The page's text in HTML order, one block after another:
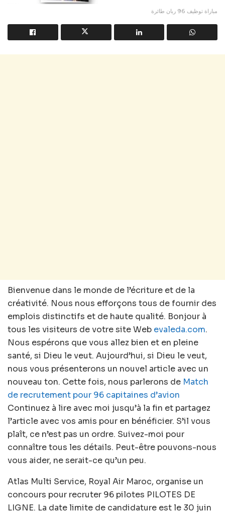
مباراة توظيف 96 ربان طائرة
Bienvenue dans le monde de l’écriture et de la
créativité. Nous nous efforçons tous de fournir des
emplois distinctifs et de haute qualité. Bonjour à
tous les visiteurs de votre site Web evaleda.com.
Nous espérons que vous allez bien et en pleine
santé, si Dieu le veut. Aujourd’hui, si Dieu le veut,
nous vous présenterons un nouvel article avec un
nouveau ton. Cette fois, nous parlerons de Match
de recrutement pour 96 capitaines d’avion
Continuez à lire avec moi jusqu’à la fin et partagez
l’article avec vos amis pour en bénéficier. S’il vous
plaît, ce n’est pas un ordre. Suivez-moi pour
connaître tous les détails. Peut-être pouvons-nous
vous aider, ne serait-ce qu’un peu.
Atlas Multi Service, Royal Air Maroc, organise un
concours pour recruter 96 pilotes PILOTES DE
LIGNE. La date limite de candidature est le 30 juin